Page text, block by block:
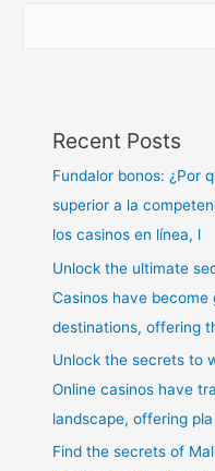
Recent Posts
Fundalor bonos: ¿Por
superior a la
los casinos en línea, l
Unlock the ultimate
Casinos have
destinations, offering
Unlock the secrets to
Online casinos have
landscape, offering pla
Find the secrets of